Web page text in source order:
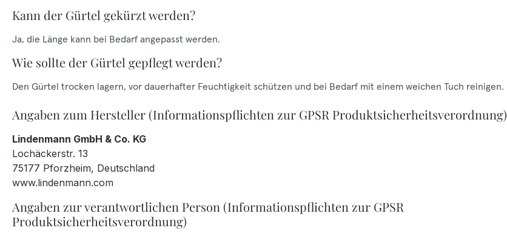
Kann der Gürtel gekürzt werden?
Ja, die Länge kann bei Bedarf angepasst werden.
Wie sollte der Gürtel gepflegt werden?
Den Gürtel trocken lagern, vor dauerhafter Feuchtigkeit schützen und bei Bedarf mit einem weichen Tuch reinigen.
Angaben zum Hersteller (Informationspflichten zur GPSR Produktsicherheitsverordnung)
Lindenmann GmbH & Co. KG
Lochäckerstr. 13
75177 Pforzheim, Deutschland
www.lindenmann.com
Angaben zur verantwortlichen Person (Informationspflichten zur GPSR
Produktsicherheitsverordnung)